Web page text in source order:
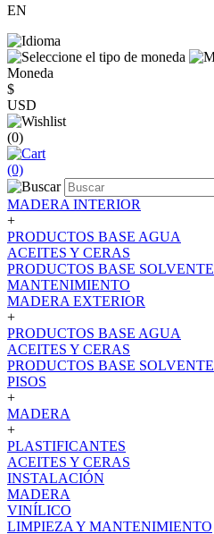
EN
Moneda
$
USD
(0)
(0)
MADERA INTERIOR
+
PRODUCTOS BASE AGUA
ACEITES Y CERAS
PRODUCTOS BASE SOLVENTE
MANTENIMIENTO
MADERA EXTERIOR
+
PRODUCTOS BASE AGUA
ACEITES Y CERAS
PRODUCTOS BASE SOLVENTE
PISOS
+
MADERA
+
PLASTIFICANTES
ACEITES Y CERAS
INSTALACIÓN
MADERA
VINÍLICO
LIMPIEZA Y MANTENIMIENTO